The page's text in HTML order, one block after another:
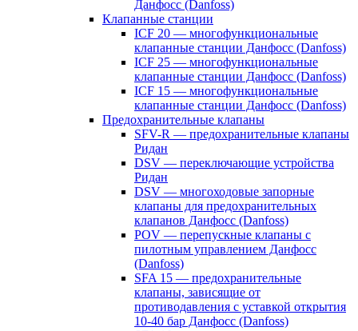
Данфосс (Danfoss)
Клапанные станции
ICF 20 — многофункциональные
клапанные станции Данфосс (Danfoss)
ICF 25 — многофункциональные
клапанные станции Данфосс (Danfoss)
ICF 15 — многофункциональные
клапанные станции Данфосс (Danfoss)
Предохранительные клапаны
SFV-R — предохранительные клапаны
Ридан
DSV — переключающие устройства
Ридан
DSV — многоходовые запорные
клапаны для предохранительных
клапанов Данфосс (Danfoss)
POV — перепускные клапаны с
пилотным управлением Данфосс
(Danfoss)
SFA 15 — предохранительные
клапаны, зависящие от
противодавления с уставкой открытия
10-40 бар Данфосс (Danfoss)